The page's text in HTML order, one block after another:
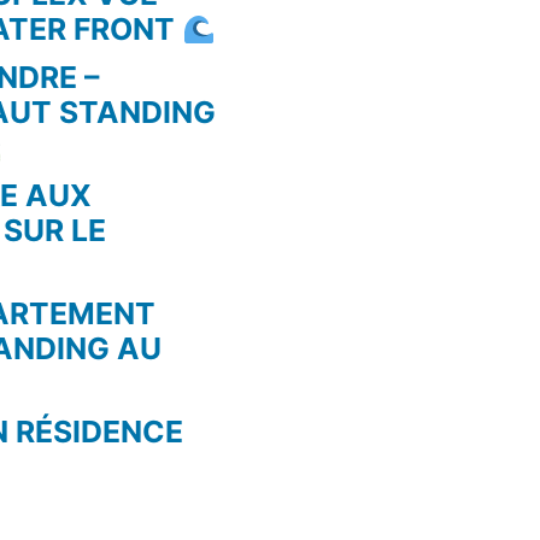
FRONT
–
STANDING
AUX
LE
AU
RÉSIDENCE